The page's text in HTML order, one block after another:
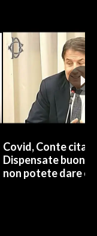
Covid, Conte cita
Dispensate buoni
non potete dare